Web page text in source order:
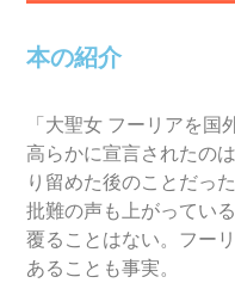
本の紹介
「大聖女 フーリアを国
高らかに宣言されたの
り留めた後のことだった
批難の声も上がってい
覆ることはない。フー
あることも事実。